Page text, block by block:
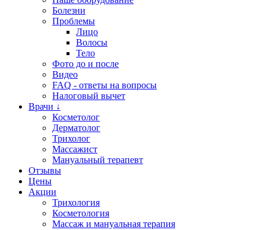
Болезни
Проблемы
Лицо
Волосы
Тело
Фото до и после
Видео
FAQ - ответы на вопросы
Налоговый вычет
Врачи ↓
Косметолог
Дерматолог
Трихолог
Массажист
Мануальный терапевт
Отзывы
Цены
Акции
Трихология
Косметология
Массаж и мануальная терапия